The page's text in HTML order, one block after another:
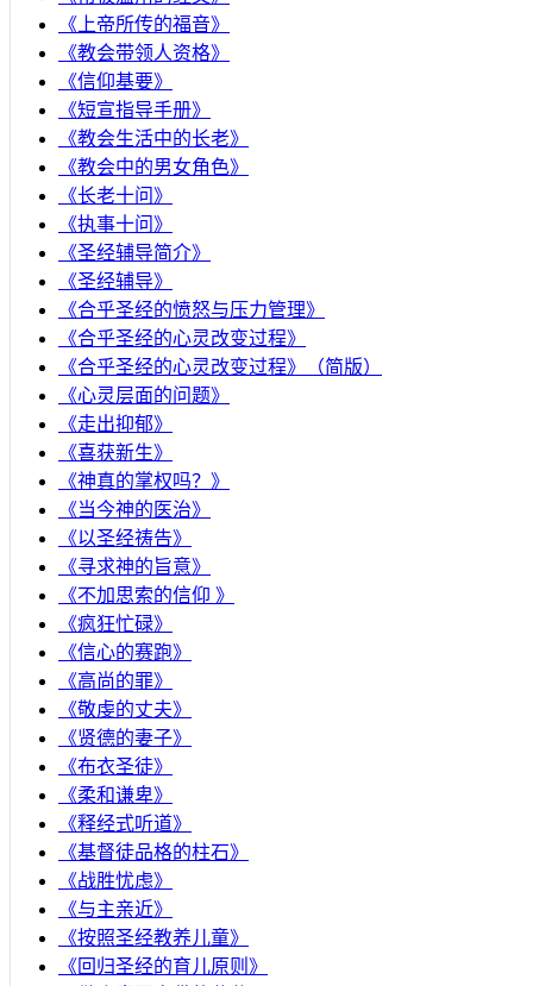
《上帝所传的福音》
《教会带领人资格》
《信仰基要》
《短宣指导手册》
《教会生活中的长老》
《教会中的男女角色》
《长老十问》
《执事十问》
《圣经辅导简介》
《圣经辅导》
​《合乎圣经的愤怒与压力管理》
《合乎圣经的心灵改变过程》
《合乎圣经的心灵改变过程》（简版）
《心灵层面的问题》
《走出抑郁》
《喜获新生》
《神真的掌权吗？》
《当今神的医治》
《以圣经祷告》
《寻求神的旨意》
《不加思索的信仰 》
《疯狂忙碌》
《信心的赛跑》
《高尚的罪》
《敬虔的丈夫》
《贤德的妻子》
《布衣圣徒》
《柔和谦卑》
《释经式听道》
《基督徒品格的柱石》
《战胜忧虑》
《与主亲近》
《按照圣经教养儿童》
《回归圣经的育儿原则》